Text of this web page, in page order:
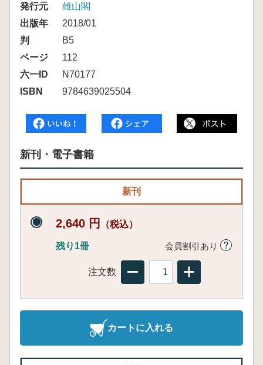
発行元
雄山閣
出版年
2018/01
判
B5
ページ
112
六一ID
N70177
ISBN
9784639025504
新刊・電子書籍
新刊
2,640 円 （税込）
残り1冊 会員割引あり
注文数
カートに入れる